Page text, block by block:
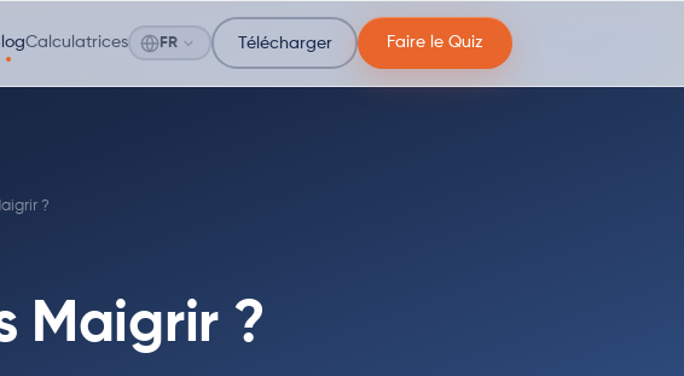
Calculatrices FR Télécharger Faire le Quiz
?
Maigrir ?